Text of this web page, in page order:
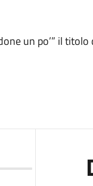
un po’” il